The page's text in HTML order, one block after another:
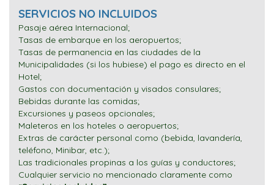
SERVICIOS NO INCLUIDOS
Pasaje aérea Internacional;
Tasas de embarque en los aeropuertos;
Tasas de permanencia en las ciudades de la
Municipalidades (si los hubiese) el pago es directo en el
Hotel;
Gastos con documentación y visados consulares;
Bebidas durante las comidas;
Excursiones y paseos opcionales;
Maleteros en los hoteles o aeropuertos;
Extras de carácter personal como (bebida, lavandería,
teléfono, Minibar, etc.);
Las tradicionales propinas a los guías y conductores;
Cualquier servicio no mencionado claramente como